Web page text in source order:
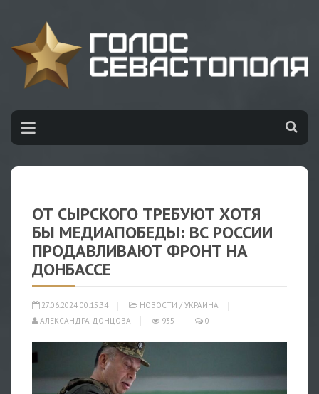
ОТ СЫРСКОГО ТРЕБУЮТ ХОТЯ
БЫ МЕДИАПОБЕДЫ: ВС РОССИИ
ПРОДАВЛИВАЮТ ФРОНТ НА
ДОНБАССЕ
27.06.2024 00:15:34 НОВОСТИ / УКРАИНА
АЛЕКСАНДРА ДОНЦОВА
935 0